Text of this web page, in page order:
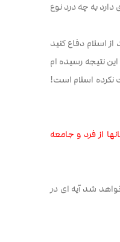
به چه درد نوع
اسلام دفاع کنید
نتیجه رسیده ام
نکرده اسلام است!
از فرد و جامعه
شد آیه ای در